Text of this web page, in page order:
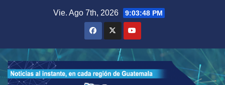
Vie. Ago 7th, 2026 9:03:49 PM